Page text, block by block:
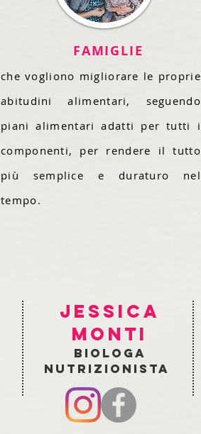
FAMIGLIE
che vogliono migliorare le proprie
abitudini alimentari, seguendo
piani alimentari adatti per tutti i
componenti, per rendere il tutto
più semplice e duraturo nel
tempo.
jessica
monti
biologa
nutrizionista